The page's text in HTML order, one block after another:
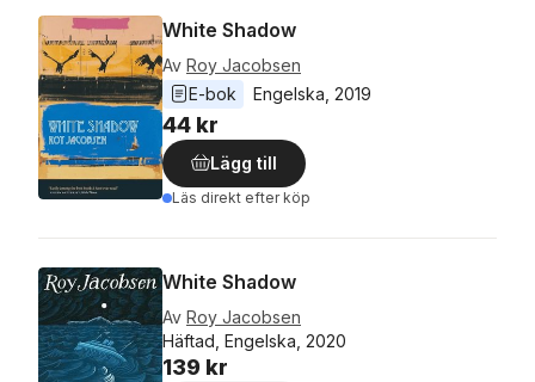
White Shadow
Av Roy Jacobsen
E-bok
Engelska 2019
44 kr
Lägg till
Läs direkt efter köp
White Shadow
Av Roy Jacobsen
Häftad, Engelska, 2020
139 kr